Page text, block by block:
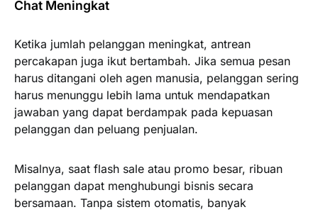
Chat Meningkat
Ketika jumlah pelanggan meningkat, antrean
percakapan juga ikut bertambah. Jika semua pesan
harus ditangani oleh agen manusia, pelanggan sering
harus menunggu lebih lama untuk mendapatkan
jawaban yang dapat berdampak pada kepuasan
pelanggan dan peluang penjualan.
Misalnya, saat flash sale atau promo besar, ribuan
pelanggan dapat menghubungi bisnis secara
bersamaan. Tanpa sistem otomatis, banyak